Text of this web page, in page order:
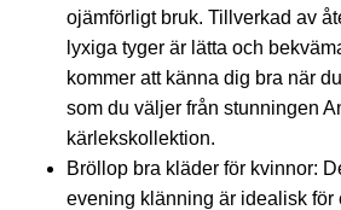
ojämförligt bruk. Tillverkad av
lyxiga tyger är lätta och
kommer att känna dig bra när
som du väljer från stunningen
kärlekskollektion.
Bröllop bra kläder för kvinnor:
evening klänning är idealisk för